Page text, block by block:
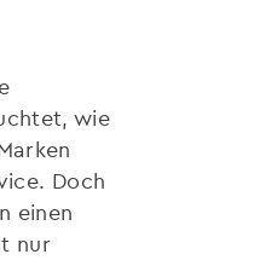
wie
Doch
einen
nur